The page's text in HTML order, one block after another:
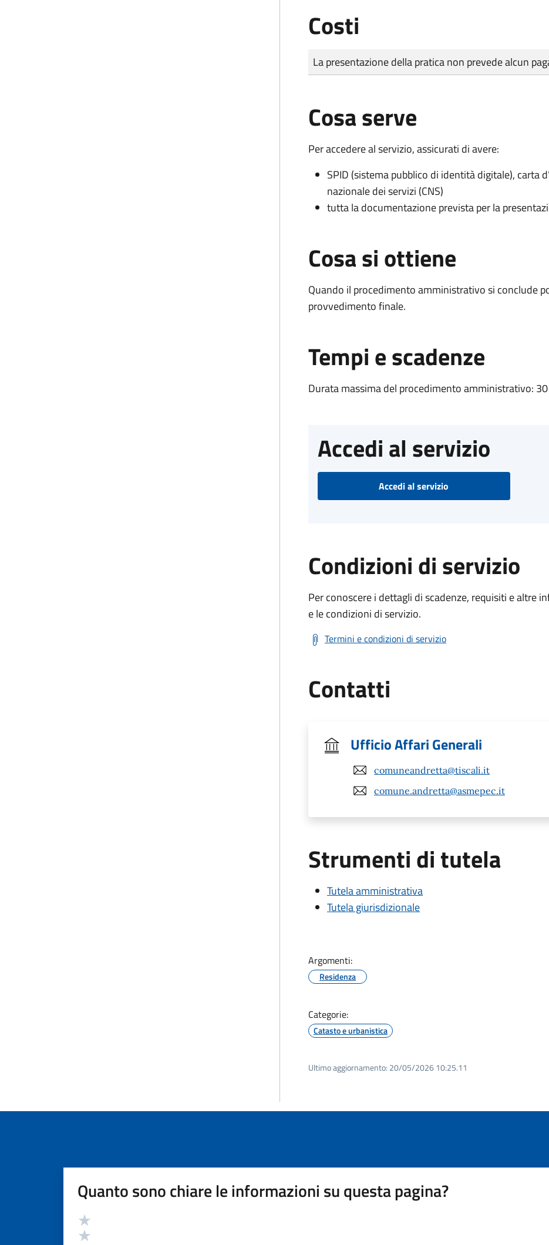
Costi
Tipo di pagamento
Importo
La presentazione della pratica non prevede alcun
Cosa serve
Per accedere al servizio, assicurati di avere:
SPID (sistema pubblico di identità digitale), carta
nazionale dei servizi (CNS)
tutta la documentazione prevista per la
Cosa si ottiene
Quando il procedimento amministrativo si conclude
provvedimento finale.
Tempi e scadenze
Durata massima del procedimento amministrativo:
Accedi al servizio
Accedi al servizio
Condizioni di servizio
Per conoscere i dettagli di scadenze, requisiti e altre
e le condizioni di servizio.
Termini e condizioni di servizio
Contatti
Ufficio Affari Generali
comuneandretta@tiscali.it
comune.andretta@asmepec.it
Strumenti di tutela
Tutela amministrativa
Tutela giurisdizionale
Argomenti:
Residenza
Categorie:
Catasto e urbanistica
Ultimo aggiornamento: 20/05/2026 10:25.11
Quanto sono chiare le informazioni su questa pagina?
Valutazione